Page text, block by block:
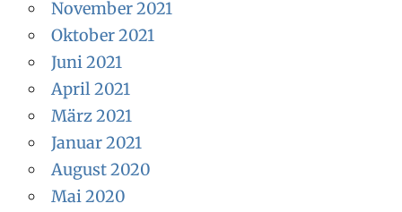
November 2021
Oktober 2021
Juni 2021
April 2021
März 2021
Januar 2021
August 2020
Mai 2020